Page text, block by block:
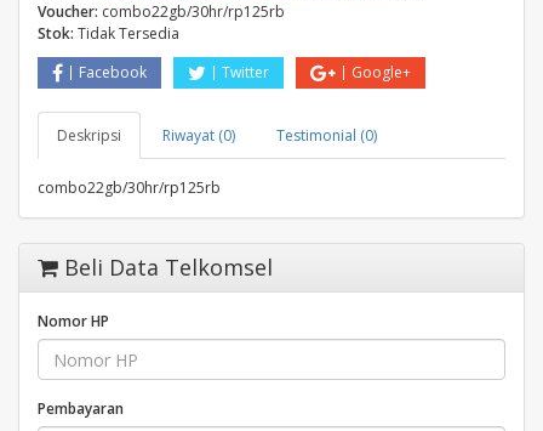
Voucher: combo22gb/30hr/rp125rb
Stok: Tidak Tersedia
Facebook
Twitter Google+
Deskripsi Riwayat (0) Testimonial (0)
combo22gb/30hr/rp125rb
Beli Data Telkomsel
Nomor HP
Pembayaran